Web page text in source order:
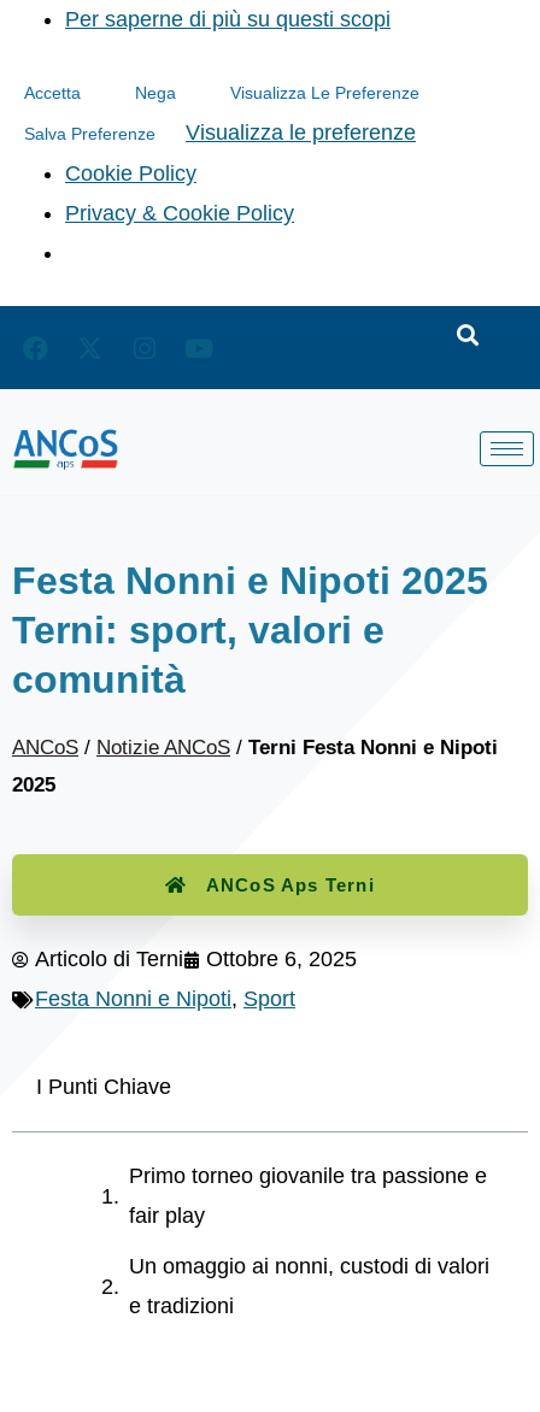
Per saperne di più su questi scopi
Accetta Nega Visualizza Le Preferenze
Salva Preferenze
Visualizza le preferenze
Cookie Policy
Privacy & Cookie Policy
Festa Nonni e Nipoti 2025
Terni: sport, valori e
comunità
ANCoS / Notizie ANCoS / Terni Festa Nonni e Nipoti
2025
ANCoS Aps Terni
Articolo di Terni
Ottobre 6, 2025
Festa Nonni e Nipoti, Sport
I Punti Chiave
Primo torneo giovanile tra passione e
fair play
Un omaggio ai nonni, custodi di valori
e tradizioni